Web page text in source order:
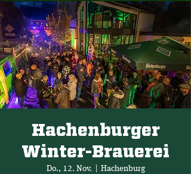
Hachenburger
Winter-Brauerei
Do., 12. Nov. Hachenburg